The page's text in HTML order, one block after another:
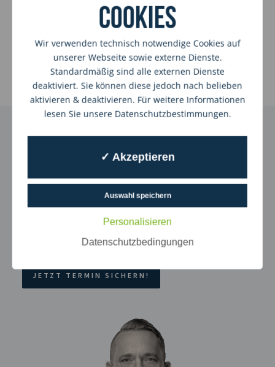
Warum Spezialisierung im Handwerk der
Schlüssel zur Zukunft ist
Wenn am 11.11. in Duisburg die fünfte Jahreszeit beginnt,
startet nicht nur der Karneval – auch unser
Tapetenwechsel-Podcast feiert seinen
Read More
Lassen Sie uns Farbe in Ihr
Leben bringen!
Lassen Sie uns gemeinsam Ihr Zuhause in einen
einzigartigen Wohlfühlort verwandeln! Kontaktieren
Sie uns für eine persönliche Beratung – wir bringen
Kreativität, Qualität und Leidenschaft in Ihr Projekt.
JETZT TERMIN SICHERN!
Cookies
Wir verwenden technisch notwendige Cookies auf
unserer Webseite sowie externe Dienste.
Standardmäßig sind alle externen Dienste
deaktiviert. Sie können diese jedoch nach belieben
aktivieren & deaktivieren. Für weitere Informationen
lesen Sie unsere Datenschutzbestimmungen.
✓ Akzeptieren
Auswahl speichern
Personalisieren
Datenschutzbedingungen